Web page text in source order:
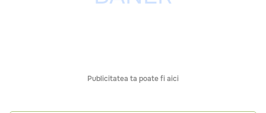
Publicitatea ta poate fi aici